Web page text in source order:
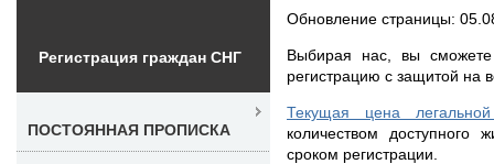
Обновление страницы:
Выбирая нас, вы
регистрацию с защитой на
Текущая цена
количеством
сроком регистрации.
Регистрация граждан СНГ
ПОСТОЯННАЯ ПРОПИСКА